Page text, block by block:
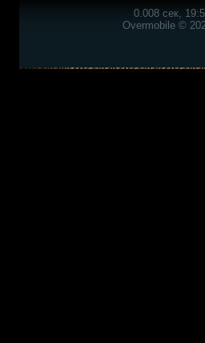
0.008 сек,
Overmobile ©